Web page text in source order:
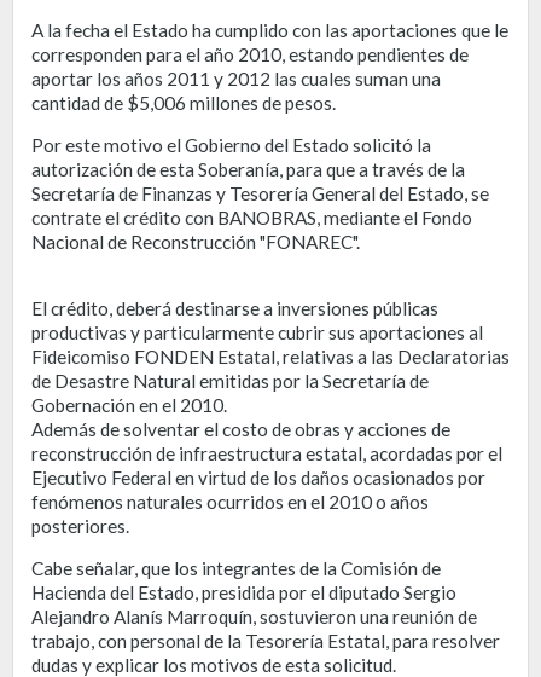
A la fecha el Estado ha cumplido con las aportaciones que le
corresponden para el año 2010, estando pendientes de
aportar los años 2011 y 2012 las cuales suman una
cantidad de $5,006 millones de pesos.
Por este motivo el Gobierno del Estado solicitó la
autorización de esta Soberanía, para que a través de la
Secretaría de Finanzas y Tesorería General del Estado, se
contrate el crédito con BANOBRAS, mediante el Fondo
Nacional de Reconstrucción "FONAREC".
El crédito, deberá destinarse a inversiones públicas
productivas y particularmente cubrir sus aportaciones al
Fideicomiso FONDEN Estatal, relativas a las Declaratorias
de Desastre Natural emitidas por la Secretaría de
Gobernación en el 2010.
Además de solventar el costo de obras y acciones de
reconstrucción de infraestructura estatal, acordadas por el
Ejecutivo Federal en virtud de los daños ocasionados por
fenómenos naturales ocurridos en el 2010 o años
posteriores.
Cabe señalar, que los integrantes de la Comisión de
Hacienda del Estado, presidida por el diputado Sergio
Alejandro Alanís Marroquín, sostuvieron una reunión de
trabajo, con personal de la Tesorería Estatal, para resolver
dudas y explicar los motivos de esta solicitud.